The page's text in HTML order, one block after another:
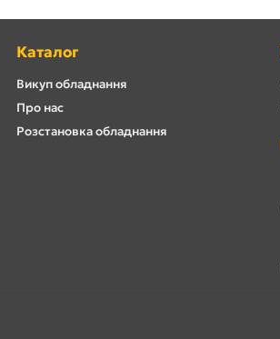
Каталог
Викуп обладнання
Про нас
Розстановка обладнання